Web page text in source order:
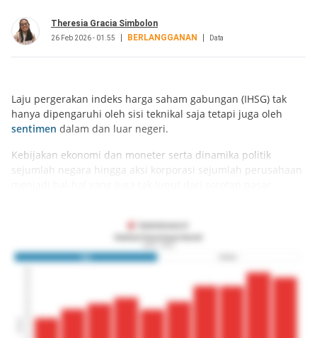
Theresia Gracia Simbolon
26 Feb 2026 - 01.55 BERLANGGANAN Data
Laju pergerakan indeks harga saham gabungan (IHSG) tak
hanya dipengaruhi oleh sisi teknikal saja tetapi juga oleh
sentimen dalam dan luar negeri.
Kebijakan ekonomi dan moneter serta dinamika politik
sejumlah negara hingga aksi korporasi sejumlah perusahaan